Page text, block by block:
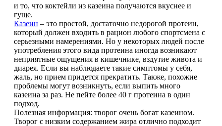
НАЗАД
5-HTP
Адаптогены и Ноотропы
Магний + В6
Волосы и кожа
Здоровая печень
и то, что коктейли из казеина получаются вкуснее и
гуще.
Казеин – это простой, достаточно недорогой протеин,
который должен входить в рацион любого спортсмена с
серьезными намерениями. Но у некоторых людей после
употребления этого вида протеина иногда возникают
неприятные ощущения в кишечнике, вздутие живота и
диарея. Если вы наблюдаете такие симптомы у себя,
жаль, но прием придется прекратить. Также, похожие
проблемы могут возникнуть, если выпить много
казеина за раз. Не пейте более 40 г протеина в один
подход.
Полезная информация: творог очень богат казеином.
Творог с низким содержанием жира отлично подходит